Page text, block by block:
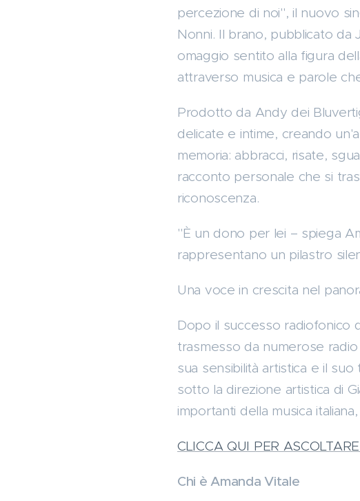
percezione di noi", il nuovo
Nonni. Il brano, pubblicato da
omaggio sentito alla figura
attraverso musica e parole
Prodotto da Andy dei
delicate e intime, creando
memoria: abbracci, risate,
racconto personale che si
riconoscenza.
"È un dono per lei – spiega
rappresentano un pilastro
Una voce in crescita nel
Dopo il successo radiofonico
trasmesso da numerose
sua sensibilità artistica e il
sotto la direzione artistica di
importanti della musica
CLICCA QUI PER
Chi è Amanda Vitale